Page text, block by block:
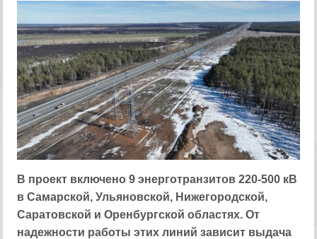
В проект включено 9 энерготранзитов 220-500 кВ
в Самарской, Ульяновской, Нижегородской,
Саратовской и Оренбургской областях. От
надежности работы этих линий зависит выдача